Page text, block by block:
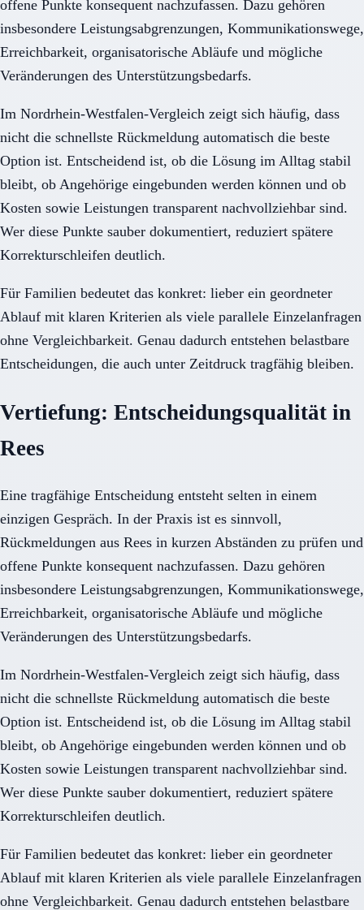
offene Punkte konsequent nachzufassen. Dazu gehören
insbesondere Leistungsabgrenzungen, Kommunikationswege,
Erreichbarkeit, organisatorische Abläufe und mögliche
Veränderungen des Unterstützungsbedarfs.
Im Nordrhein-Westfalen-Vergleich zeigt sich häufig, dass
nicht die schnellste Rückmeldung automatisch die beste
Option ist. Entscheidend ist, ob die Lösung im Alltag stabil
bleibt, ob Angehörige eingebunden werden können und ob
Kosten sowie Leistungen transparent nachvollziehbar sind.
Wer diese Punkte sauber dokumentiert, reduziert spätere
Korrekturschleifen deutlich.
Für Familien bedeutet das konkret: lieber ein geordneter
Ablauf mit klaren Kriterien als viele parallele Einzelanfragen
ohne Vergleichbarkeit. Genau dadurch entstehen belastbare
Entscheidungen, die auch unter Zeitdruck tragfähig bleiben.
Vertiefung: Entscheidungsqualität in
Rees
Eine tragfähige Entscheidung entsteht selten in einem
einzigen Gespräch. In der Praxis ist es sinnvoll,
Rückmeldungen aus Rees in kurzen Abständen zu prüfen und
offene Punkte konsequent nachzufassen. Dazu gehören
insbesondere Leistungsabgrenzungen, Kommunikationswege,
Erreichbarkeit, organisatorische Abläufe und mögliche
Veränderungen des Unterstützungsbedarfs.
Im Nordrhein-Westfalen-Vergleich zeigt sich häufig, dass
nicht die schnellste Rückmeldung automatisch die beste
Option ist. Entscheidend ist, ob die Lösung im Alltag stabil
bleibt, ob Angehörige eingebunden werden können und ob
Kosten sowie Leistungen transparent nachvollziehbar sind.
Wer diese Punkte sauber dokumentiert, reduziert spätere
Korrekturschleifen deutlich.
Für Familien bedeutet das konkret: lieber ein geordneter
Ablauf mit klaren Kriterien als viele parallele Einzelanfragen
ohne Vergleichbarkeit. Genau dadurch entstehen belastbare